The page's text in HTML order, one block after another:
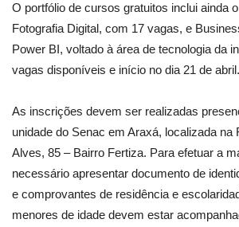
O portfólio de cursos gratuitos inclui ainda
Fotografia Digital, com 17 vagas, e
Power BI, voltado à área de tecnologia da
vagas disponíveis e início no dia 21 de abril.
As inscrições devem ser realizadas
unidade do Senac em Araxá, localizada na
Alves, 85 – Bairro Fertiza. Para efetuar a
necessário apresentar documento de
e comprovantes de residência e
menores de idade devem estar